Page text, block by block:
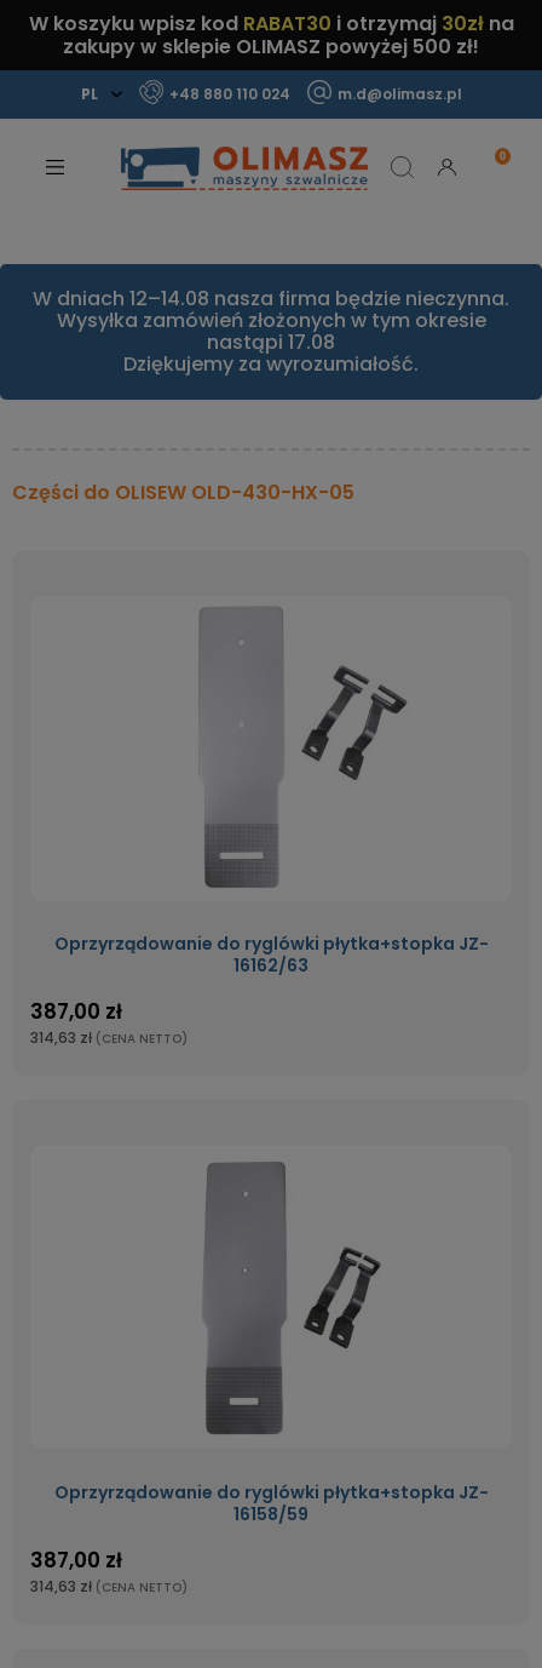
W koszyku wpisz kod RABAT30 i otrzymaj 30złna
zakupy w sklepie OLIMASZ powyżej 500 zł!
+48 880 110 024 m.d@olimasz.pl
Sprawdź!
W dniach 12–14.08 nasza firma będzie nieczynna.
Wysyłka zamówień złożonych w tym okresie
nastąpi 17.08
Dziękujemy za wyrozumiałość.
Części do OLISEW OLD-430-HX-05
Oprzyrządowanie do ryglówki płytka+stopka JZ-
16162/63
387,00 zł
314,63 zł (CENA NETTO)
Oprzyrządowanie do ryglówki płytka+stopka JZ-
16158/59
387,00 zł
314,63 zł (CENA NETTO)